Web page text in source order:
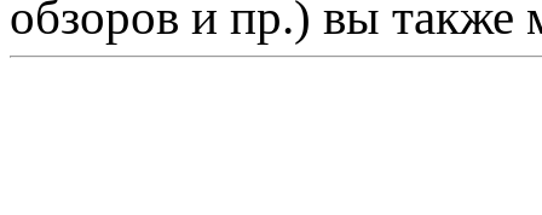
обзоров и пр.) вы также